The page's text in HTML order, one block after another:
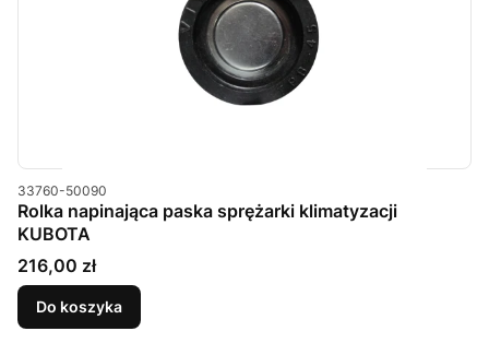
Kod produktu
33760-50090
Rolka napinająca paska sprężarki klimatyzacji
KUBOTA
Cena
216,00 zł
Do koszyka